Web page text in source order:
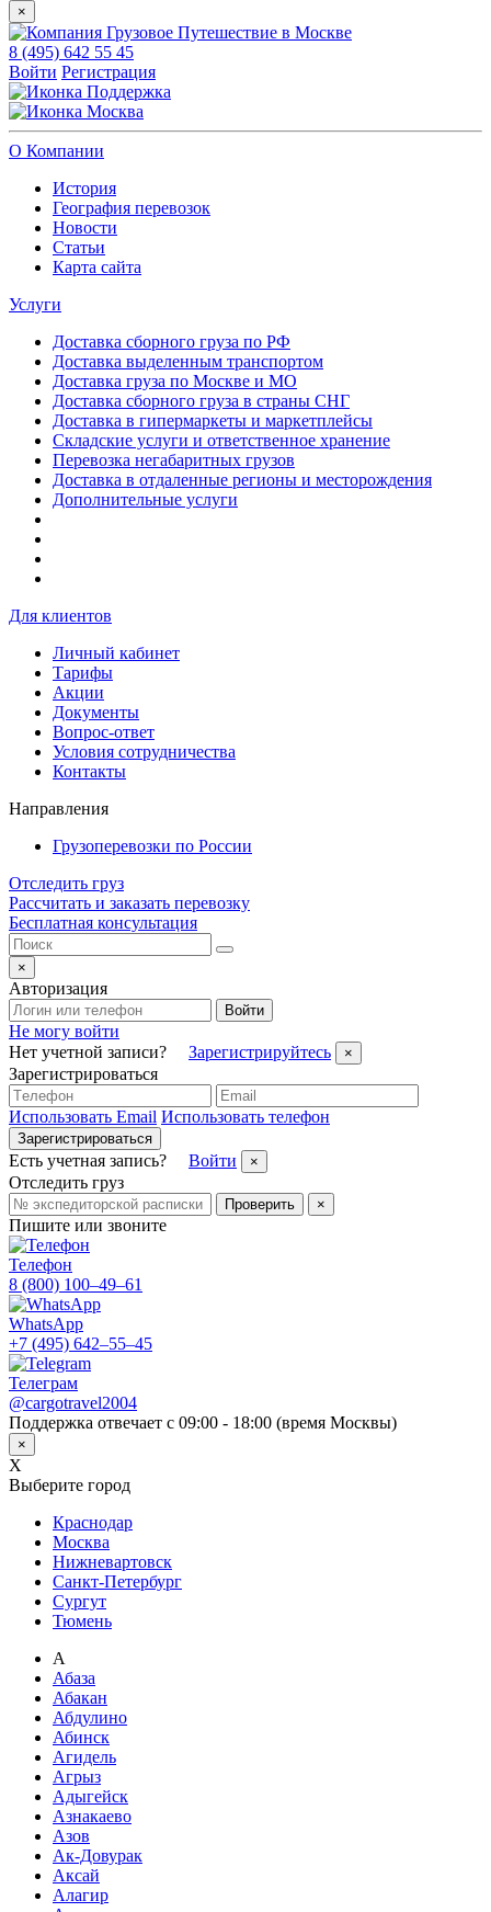
×
8 (495) 642 55 45
Войти Регистрация
Поддержка
Москва
О Компании
История
География перевозок
Новости
Статьи
Карта сайта
Услуги
Доставка сборного груза по РФ
Доставка выделенным транспортом
Доставка груза по Москве и МО
Доставка сборного груза в страны СНГ
Доставка в гипермаркеты и маркетплейсы
Складские услуги и ответственное хранение
Перевозка негабаритных грузов
Доставка в отдаленные регионы и месторождения
Дополнительные услуги
Для клиентов
Личный кабинет
Тарифы
Акции
Документы
Вопрос-ответ
Условия сотрудничества
Контакты
Направления
Грузоперевозки по России
Отследить груз
Рассчитать и заказать перевозку
Бесплатная консультация
×
Авторизация
Войти
Не могу войти
Нет учетной записи?
Зарегистрируйтесь ×
Зарегистрироваться
Использовать Email Использовать телефон
Зарегистрироваться
Есть учетная запись? Войти ×
Отследить груз
Проверить ×
Пишите или звоните
Телефон
8 (800) 100–49–61
WhatsApp
+7 (495) 642–55–45
Телеграм
@cargotravel2004
Поддержка отвечает с 09:00 - 18:00 (время Москвы)
×
X
Выберите город
Краснодар
Москва
Нижневартовск
Санкт-Петербург
Сургут
Тюмень
А
Абаза
Абакан
Абдулино
Абинск
Агидель
Агрыз
Адыгейск
Азнакаево
Азов
Ак-Довурак
Аксай
Алагир